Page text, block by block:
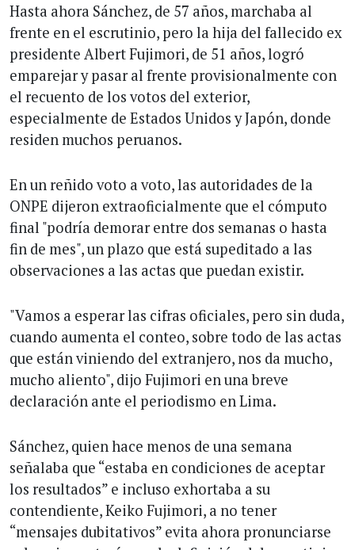
Hasta ahora Sánchez, de 57 años, marchaba al
frente en el escrutinio, pero la hija del fallecido ex
presidente Albert Fujimori, de 51 años, logró
emparejar y pasar al frente provisionalmente con
el recuento de los votos del exterior,
especialmente de Estados Unidos y Japón, donde
residen muchos peruanos.
En un reñido voto a voto, las autoridades de la
ONPE dijeron extraoficialmente que el cómputo
final "podría demorar entre dos semanas o hasta
fin de mes", un plazo que está supeditado a las
observaciones a las actas que puedan existir.
"Vamos a esperar las cifras oficiales, pero sin duda,
cuando aumenta el conteo, sobre todo de las actas
que están viniendo del extranjero, nos da mucho,
mucho aliento", dijo Fujimori en una breve
declaración ante el periodismo en Lima.
Sánchez, quien hace menos de una semana
señalaba que “estaba en condiciones de aceptar
los resultados” e incluso exhortaba a su
contendiente, Keiko Fujimori, a no tener
“mensajes dubitativos” evita ahora pronunciarse